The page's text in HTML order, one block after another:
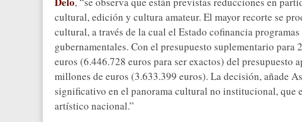
cultural, edición y cultura amateur. El mayor recorte se
cultural, a través de la cual el Estado cofinancia
gubernamentales. Con el presupuesto suplementario
euros (6.446.728 euros para ser exactos) del presupuesto
millones de euros (3.633.399 euros). La decisión, añade
significativo en el panorama cultural no institucional, que
artístico nacional.”